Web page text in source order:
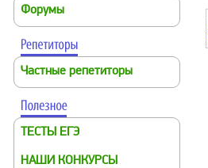
Форумы
Частные репетиторы
ТЕСТЫ ЕГЭ
НАШИ КОНКУРСЫ